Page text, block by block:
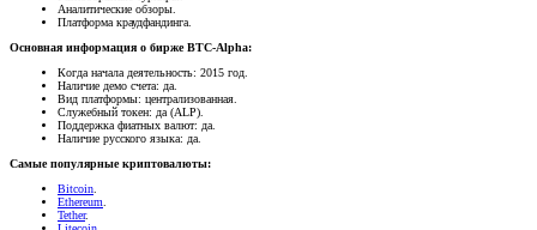
Аналитические обзоры.
Платформа краудфандинга.
Основная информация о бирже BTC-Alpha:
Когда начала деятельность: 2015 год.
Наличие демо счета: да.
Вид платформы: централизованная.
Служебный токен: да (ALP).
Поддержка фиатных валют: да.
Наличие русского языка: да.
Самые популярные криптовалюты:
Bitcoin
Ethereum
Tether.